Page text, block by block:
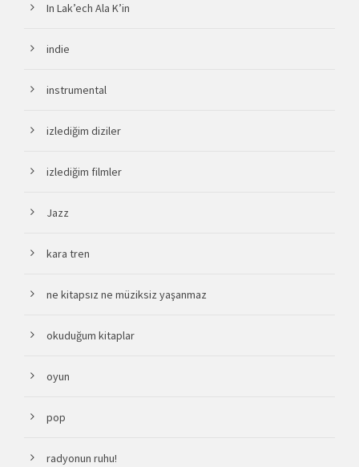
In Lak’ech Ala K’in
indie
instrumental
izlediğim diziler
izlediğim filmler
Jazz
kara tren
ne kitapsız ne müziksiz yaşanmaz
okuduğum kitaplar
oyun
pop
radyonun ruhu!